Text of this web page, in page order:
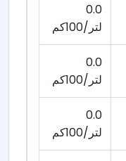
0.0
لتر/100كم
0.0
لتر/100كم
0.0
لتر/100كم